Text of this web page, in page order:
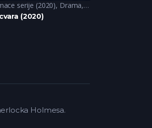
serije (2020), Drama, Krimi
(2020)
Holmesa.